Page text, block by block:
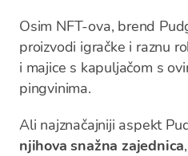
Osim NFT-ova, brend
proizvodi igračke i raznu
i majice s kapuljačom s
pingvinima.
Ali najznačajniji aspekt
njihova snažna zajednica